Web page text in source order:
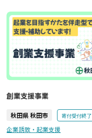
創業支援事業
秋田県 秋田市 寄付受付終了
企業誘致・起業支援